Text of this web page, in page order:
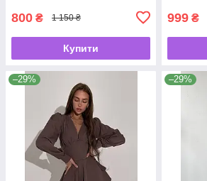
800 ₴ 1 150 ₴
Купити
999 ₴
–29% –29%